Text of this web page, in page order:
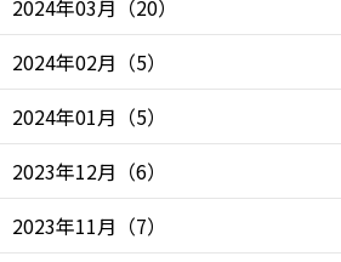
2024年03月 （20）
2024年02月 （5）
2024年01月 （5）
2023年12月 （6）
2023年11月 （7）